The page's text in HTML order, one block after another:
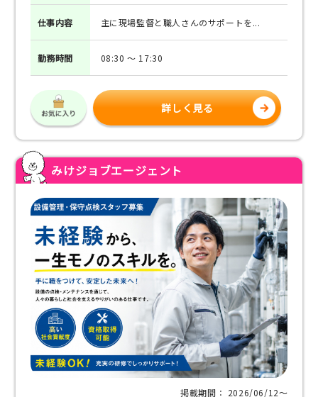
仕事内容 主に現場監督と職人さんのサポートを...
勤務時間 08:30 ～ 17:30
詳しく見る
みけジョブエージェント
掲載期間： 2026/06/12〜